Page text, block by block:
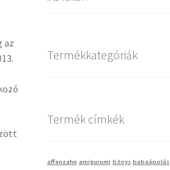
az
Termékkategóriák
Termék címkék
affenzahn amigurumi b.toys babaápolás